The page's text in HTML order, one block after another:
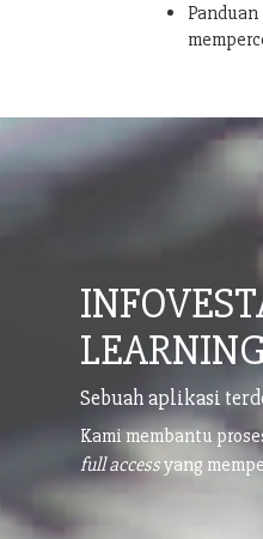
Sebuah aplikasi
Kami membantu
full accessyang